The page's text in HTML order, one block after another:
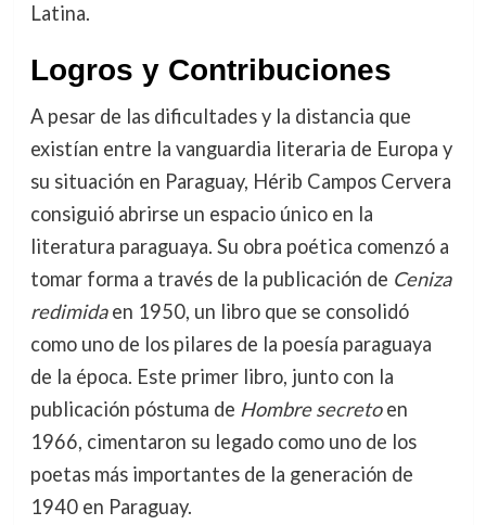
Latina.
Logros y Contribuciones
A pesar de las dificultades y la distancia que
existían entre la vanguardia literaria de Europa y
su situación en Paraguay, Hérib Campos Cervera
consiguió abrirse un espacio único en la
literatura paraguaya. Su obra poética comenzó a
tomar forma a través de la publicación de Ceniza
redimidaen 1950, un libro que se consolidó
como uno de los pilares de la poesía paraguaya
de la época. Este primer libro, junto con la
publicación póstuma de Hombre secretoen
1966, cimentaron su legado como uno de los
poetas más importantes de la generación de
1940 en Paraguay.